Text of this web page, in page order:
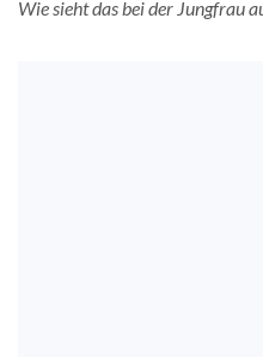
Wie sieht das bei der Jungfrau